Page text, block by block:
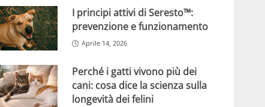
I principi attivi di Seresto™:
prevenzione e funzionamento
Aprile 14, 2026
Perché i gatti vivono più dei
cani: cosa dice la scienza sulla
longevità dei felini